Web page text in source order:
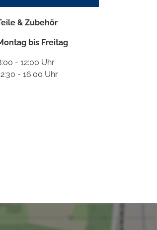
& Zubehör
bis Freitag
- 12:00 Uhr
- 16:00 Uhr